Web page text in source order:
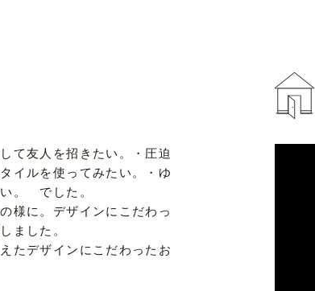
て友人を招きたい。・圧迫
イルを使ってみたい。・ゆ
。 でした。
様に。デザインにこだわっ
ました。
たデザインにこだわったお